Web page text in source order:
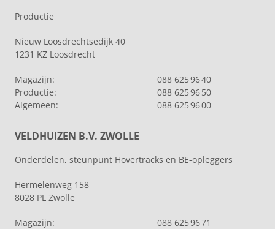
Productie
Nieuw Loosdrechtsedijk 40
1231 KZ Loosdrecht
Magazijn:
088 625 96 40
Productie:
088 625 96 50
Algemeen:
088 625 96 00
VELDHUIZEN B.V. ZWOLLE
Onderdelen, steunpunt Hovertracks en BE-opleggers
Hermelenweg 158
8028 PL Zwolle
Magazijn:
088 625 96 71